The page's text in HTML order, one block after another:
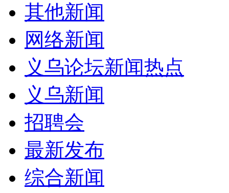
其他新闻
网络新闻
义乌论坛新闻热点
义乌新闻
招聘会
最新发布
综合新闻